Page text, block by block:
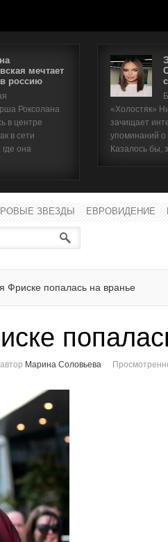
мечтает
в россию
Роксолана
в центре
в сети
она
«Холостяк»
зачищает
упоминаний
Казалось бы,
ЗВЕЗДЫ ЕВРОВИДЕНИЕ
Фриске попалась на вранье
автор Марина Соловьева
Имя